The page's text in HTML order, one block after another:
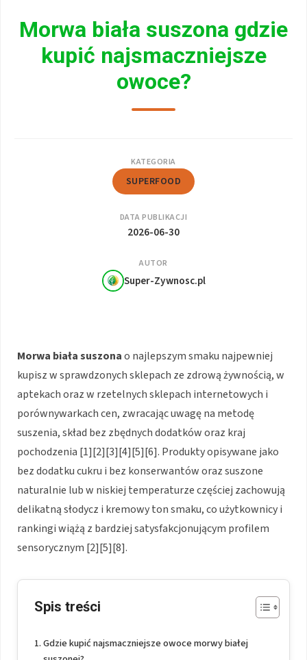
Morwa biała suszona gdzie
kupić najsmaczniejsze
owoce?
KATEGORIA
SUPERFOOD
DATA PUBLIKACJI
2026-06-30
AUTOR
Super-Zywnosc.pl
Morwa biała suszonao najlepszym smaku najpewniej
kupisz w sprawdzonych sklepach ze zdrową żywnością, w
aptekach oraz w rzetelnych sklepach internetowych i
porównywarkach cen, zwracając uwagę na metodę
suszenia, skład bez zbędnych dodatków oraz kraj
pochodzenia [1][2][3][4][5][6]. Produkty opisywane jako
bez dodatku cukru i bez konserwantów oraz suszone
naturalnie lub w niskiej temperaturze częściej zachowują
delikatną słodycz i kremowy ton smaku, co użytkownicy i
rankingi wiążą z bardziej satysfakcjonującym profilem
sensorycznym [2][5][8].
Spis treści
Gdzie kupić najsmaczniejsze owoce morwy białej